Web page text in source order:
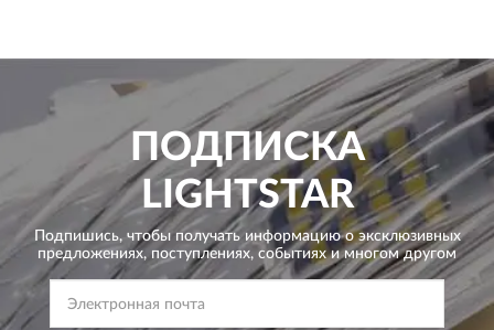
ПОДПИСКА
LIGHTSTAR
Подпишись, чтобы получать информацию о эксклюзивных
предложениях, поступлениях, событиях и многом другом